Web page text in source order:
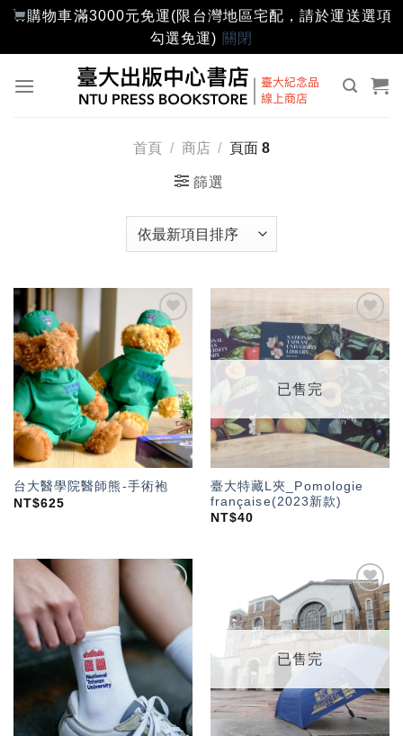
購物車滿3000元免運(限台灣地區宅配，請於運送選項
勾選免運) 關閉
首頁 / 商店 / 頁面 8
篩選
加入
「願
望輕
單」
台大醫學院醫師熊-手術袍
NT$625
加入
「願
望輕
已售完
臺大特藏L夾_Pomologie
française(2023新款)
NT$40
望輕
單」
加入
「願
望輕
已售完